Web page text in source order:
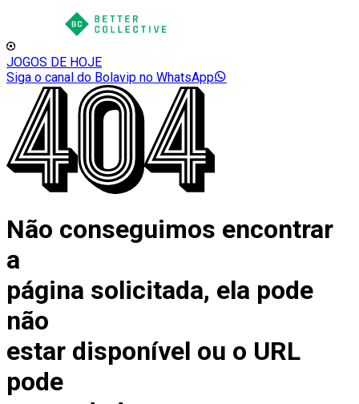
JOGOS DE HOJE
Siga o canal do Bolavip no WhatsApp
Não conseguimos encontrar
a
página solicitada, ela pode
não
estar disponível ou o URL
pode